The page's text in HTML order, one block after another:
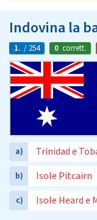
Indovina la
1. / 254 0 corrett.
a) Trinidad e
b) Isole Pitcairn
c) Isole Heard e